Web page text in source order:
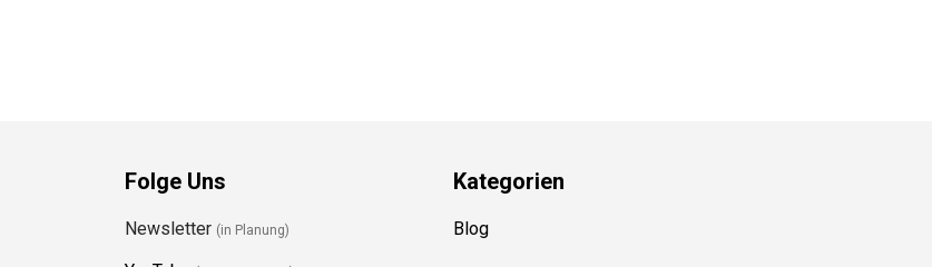
Folge Uns
Newsletter(in Planung)
Kategorien
Blog